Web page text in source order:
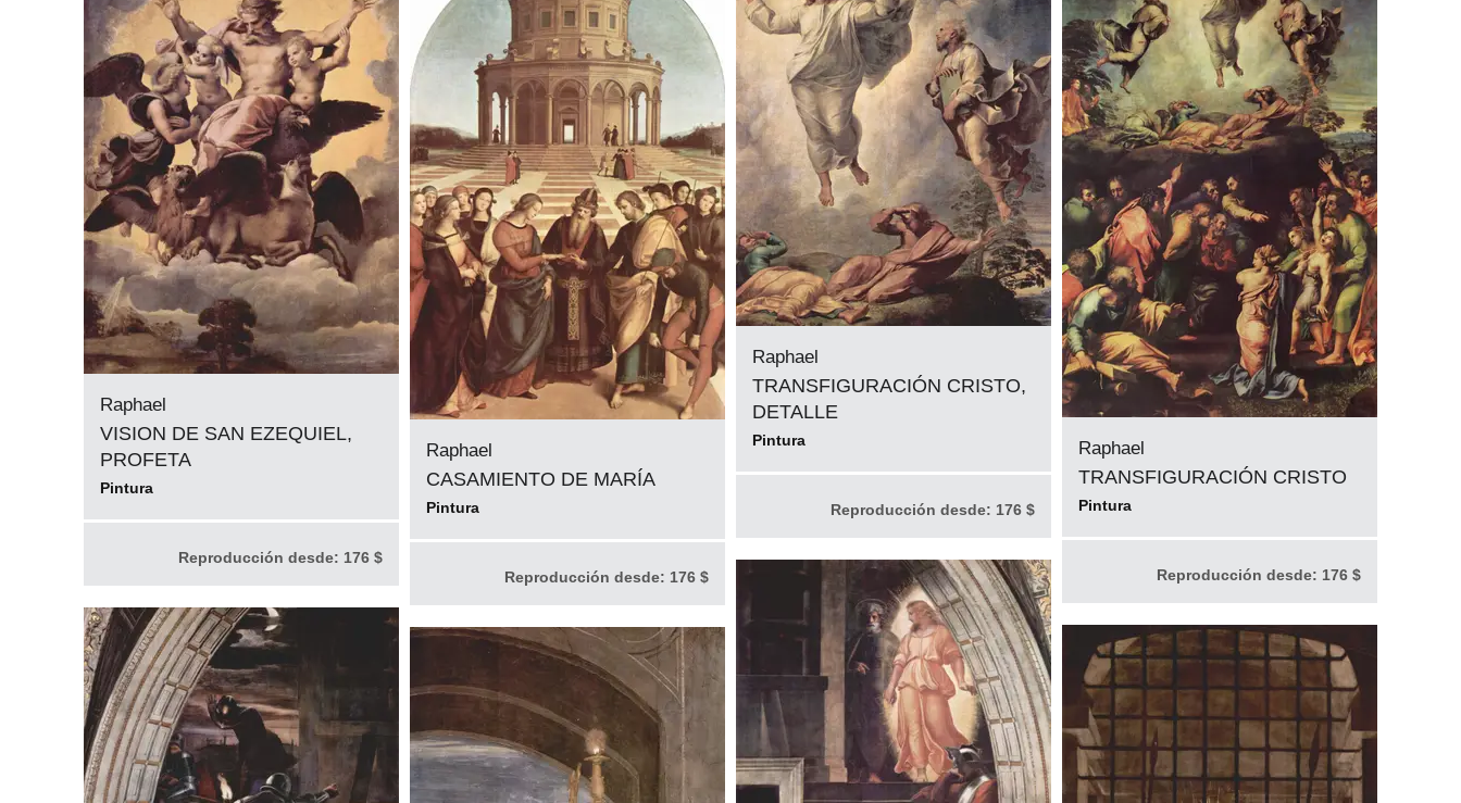
Raphael
VISION DE SAN EZEQUIEL,
PROFETA
Pintura
Reproducción desde: 176 $
Raphael
CASAMIENTO DE MARÍA
Pintura
Reproducción desde: 176 $
Raphael
TRANSFIGURACIÓN CRISTO,
DETALLE
Pintura
Reproducción desde: 176 $
Raphael
TRANSFIGURACIÓN CRISTO
Pintura
Reproducción desde: 176 $